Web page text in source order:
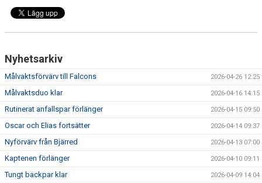
Nyhetsarkiv
Målvaktsförvärv till Falcons 2026-04-26 12:25
Målvaktsduo klar 2026-04-16 14:15
Rutinerat anfallspar förlänger 2026-04-15 09:50
Oscar och Elias fortsätter 2026-04-14 09:37
Nyförvärv från Bjärred 2026-04-13 07:00
Kaptenen förlänger 2026-04-10 09:11
Tungt backpar klar 2026-04-09 14:04